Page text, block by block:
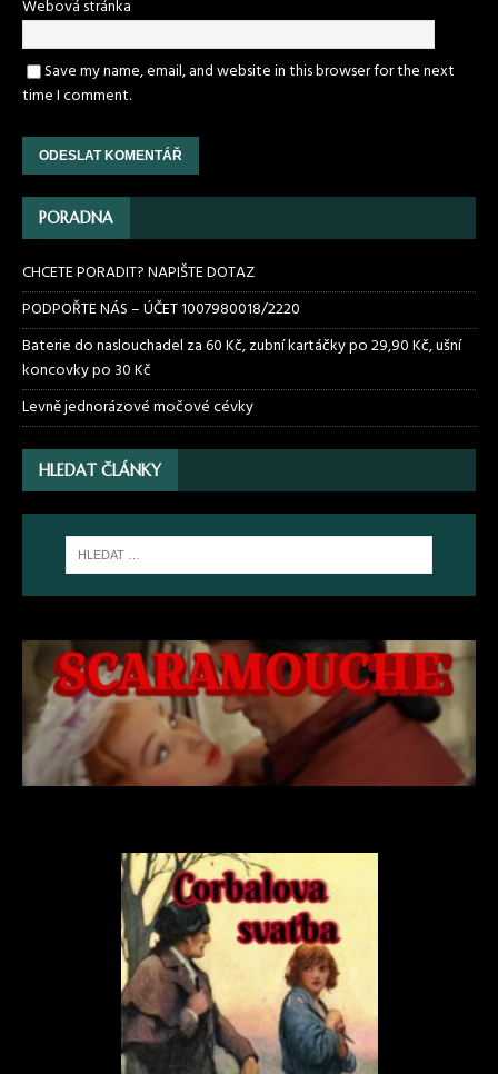
Webová stránka
Save my name, email, and website in this browser for the next
time I comment.
PORADNA
CHCETE PORADIT? NAPIŠTE DOTAZ
PODPOŘTE NÁS – ÚČET 1007980018/2220
Baterie do naslouchadel za 60 Kč, zubní kartáčky po 29,90 Kč, ušní
koncovky po 30 Kč
Levně jednorázové močové cévky
HLEDAT ČLÁNKY